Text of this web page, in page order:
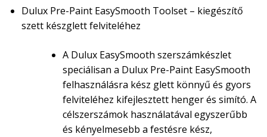
Dulux Pre-Paint EasySmooth Toolset – kiegészítő
szett készglett felviteléhez
A Dulux EasySmooth szerszámkészlet
speciálisan a Dulux Pre-Paint EasySmooth
felhasználásra kész glett könnyű és gyors
felviteléhez kifejlesztett henger és simító. A
célszerszámok használatával egyszerűbb
és kényelmesebb a festésre kész,